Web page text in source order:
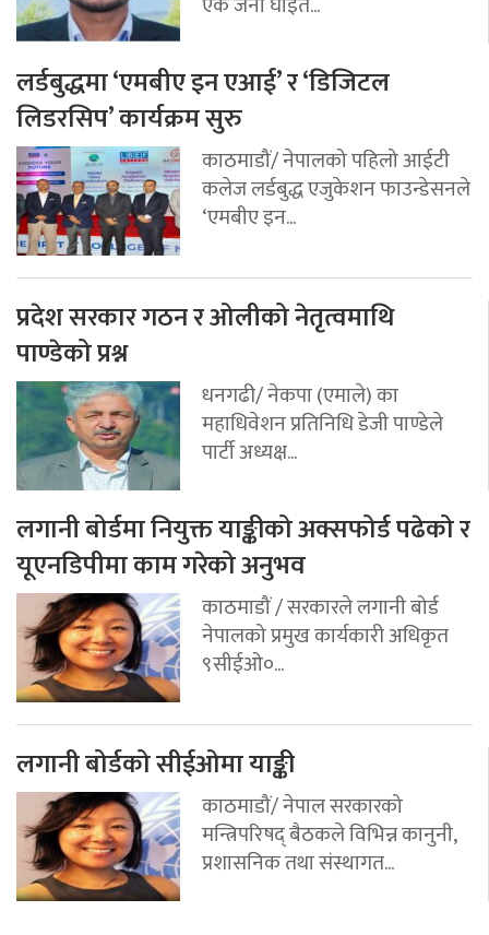
लर्डबुद्धमा ‘एमबीए इन एआई’ र ‘डिजिटल
लिडरसिप’ कार्यक्रम सुरु
काठमाडौं/ नेपालको पहिलो आईटी
कलेज लर्डबुद्ध एजुकेशन फाउन्डेसनले
‘एमबीए इन...
प्रदेश सरकार गठन र ओलीको नेतृत्वमाथि
पाण्डेको प्रश्न
धनगढी/ नेकपा (एमाले) का
महाधिवेशन प्रतिनिधि डेजी पाण्डेले
पार्टी अध्यक्ष...
लगानी बोर्डमा नियुक्त याङ्कीको अक्सफोर्ड पढेको र
यूएनडिपीमा काम गरेको अनुभव
काठमाडौं / सरकारले लगानी बोर्ड
नेपालको प्रमुख कार्यकारी अधिकृत
९सीईओ०...
लगानी बोर्डको सीईओमा याङ्की
काठमाडौं/ नेपाल सरकारको
मन्त्रिपरिषद् बैठकले विभिन्न कानुनी,
प्रशासनिक तथा संस्थागत...